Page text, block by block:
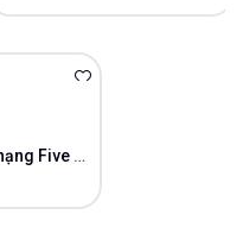
Nước tương hảo hạng Five Stars “5*”